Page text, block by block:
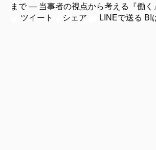
まで ― 当事者の視点から考える『働
ツイート
シェア LINEで送る B!